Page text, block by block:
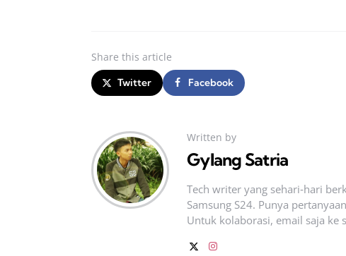
Share this article
Twitter Facebook
Written by
Gylang Satria
Tech writer yang sehari‑hari
Samsung S24. Punya
Untuk kolaborasi, email saja ke